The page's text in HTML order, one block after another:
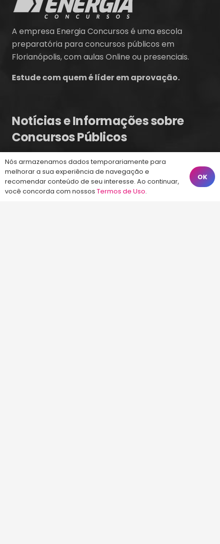
A empresa Energia Concursos é uma escola
preparatória para concursos públicos em
Florianópolis, com aulas Online ou presenciais.
Estude com quem é líder em aprovação.
Notícias e Informações sobre
Concursos Públicos
Concurso Epagri – Banca Instituto Avalia
Ontem às 09:58
Concurso CASAN – Contratando Banca
Nós armazenamos dados temporariamente para
melhorar a sua experiência de navegação e
recomendar conteúdo de seu interesse. Ao continuar,
você concorda com nossos Termos de Uso.
OK